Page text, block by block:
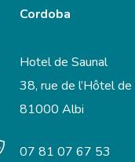
Cordoba
Hotel de Saunal
38, rue de l’Hôtel
81000 Albi
07 81 07 67 53